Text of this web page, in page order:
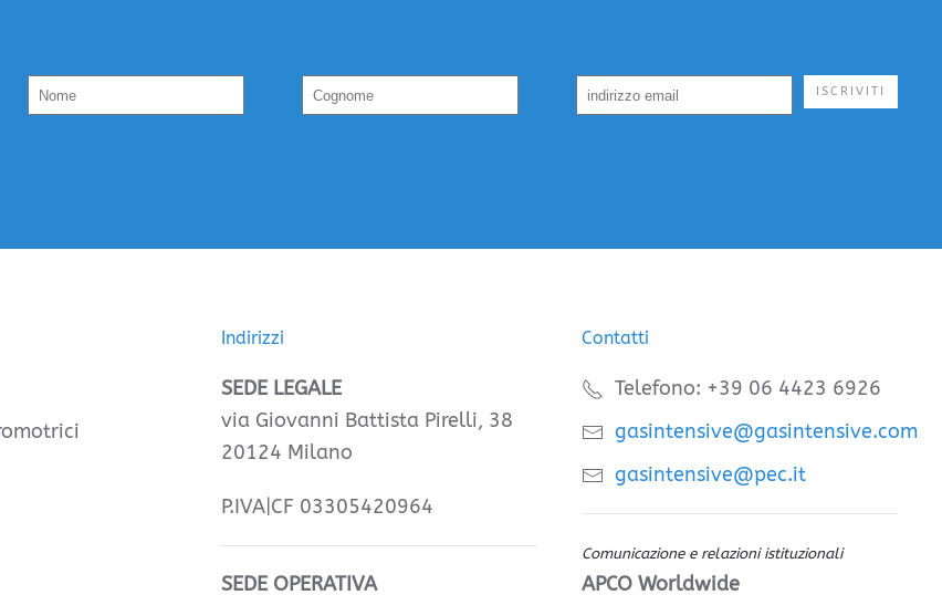
ISCRIVITI
Indirizzi
SEDE LEGALE
via Giovanni Battista Pirelli, 38
20124 Milano
P.IVA|CF 03305420964
SEDE OPERATIVA
Contatti
Telefono: +39 06 4423 6926
gasintensive@gasintensive.com
gasintensive@pec.it
Comunicazione e relazioni istituzionali
APCO Worldwide